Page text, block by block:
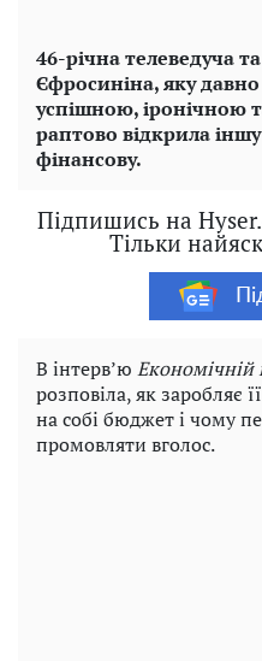
46-річна телеведуча
Єфросиніна, яку
успішною, іронічною
раптово відкрила
фінансову.
Підпишись на
Тільки
В інтерв’ю Економічній
розповіла, як заробляє
на собі бюджет і чому
промовляти вголос.